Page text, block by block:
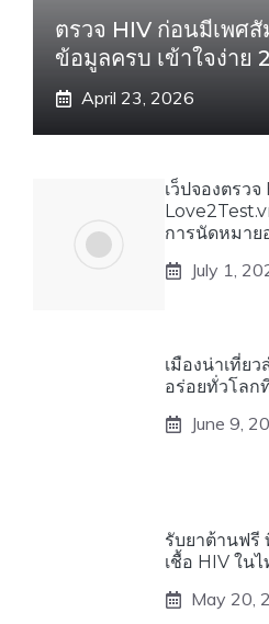
ตรวจ HIV ก่อนมีเพศ
ข้อมูลครบ เข้าใจง่าย
April 23, 2026
เว็ปจองตรว
การนัดหมาย
July 1,
เมืองน่าเที่ย
อร่อยทั่วโล
June 9,
รับยาต้านฟรี
เชื้อ HIV ในไ
May 20,